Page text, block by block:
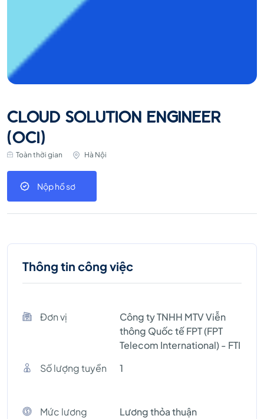
CLOUD SOLUTION ENGINEER
(OCI)
Toàn thời gian Hà Nội
Nộp hồ sơ
Thông tin công việc
Đơn vị
Công ty TNHH MTV Viễn
thông Quốc tế FPT (FPT
Telecom International) - FTI
Số lượng tuyền
1
Mức lương Lương thỏa thuận